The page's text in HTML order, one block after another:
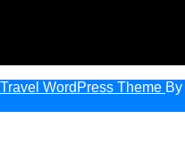
Travel WordPress Theme By